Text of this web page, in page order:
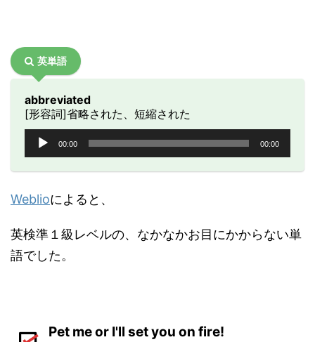
英単語
abbreviated
[形容詞]省略された、短縮された
ー
ー
00:00 00:00
Weblioによると、
英検準１級レベルの、なかなかお目にかからない単
語でした。
Pet me or I'll set you on fire!